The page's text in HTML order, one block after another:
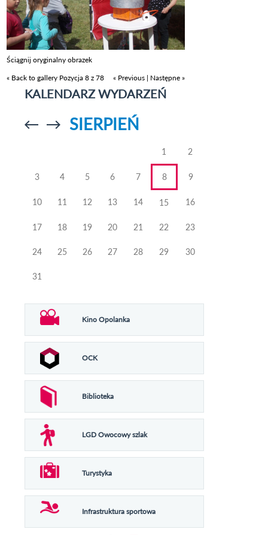
Ściągnij oryginalny obrazek
« Back to gallery Pozycja 8 z 78 « Previous | Następne »
KALENDARZ WYDARZEŃ
Przejdź doPrzejdź do
SIERPIEŃ
1 2
3 4 5 6 7 8 9
10 11 12 13 14 15 16
17 18 19 20 21 22 23
24 25 26 27 28 29 30
31
Kino Opolanka
OCK
Biblioteka
LGD Owocowy szlak
Turystyka
Infrastruktura sportowa